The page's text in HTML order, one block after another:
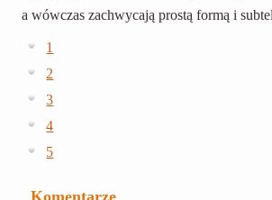
a wówczas zachwycają prostą formą i
1
2
3
4
5